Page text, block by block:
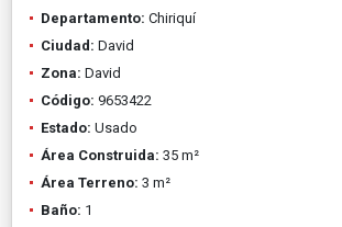
Departamento: Chiriquí
Ciudad: David
Zona: David
Código: 9653422
Estado: Usado
Área Construida: 35 m²
Área Terreno: 3 m²
Baño: 1